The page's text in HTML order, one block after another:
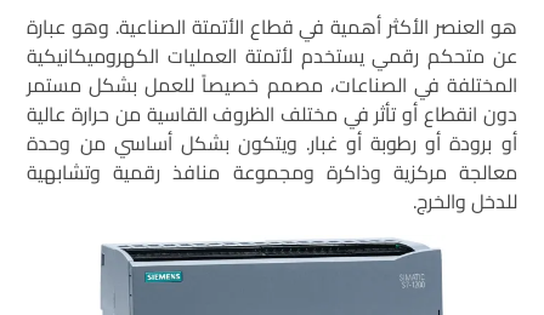
هو العنصر الأكثر أهمية في قطاع الأتمتة الصناعية. وهو عبارة
عن متحكم رقمي يستخدم لأتمتة العمليات الكهروميكانيكية
المختلفة في الصناعات، مصمم خصيصاً للعمل بشكل مستمر
دون انقطاع أو تأثر في مختلف الظروف القاسية من حرارة عالية
أو برودة أو رطوبة أو غبار. ويتكون بشكل أساسي من وحدة
معالجة مركزية وذاكرة ومجموعة منافذ رقمية وتشابهية
للدخل والخرج.